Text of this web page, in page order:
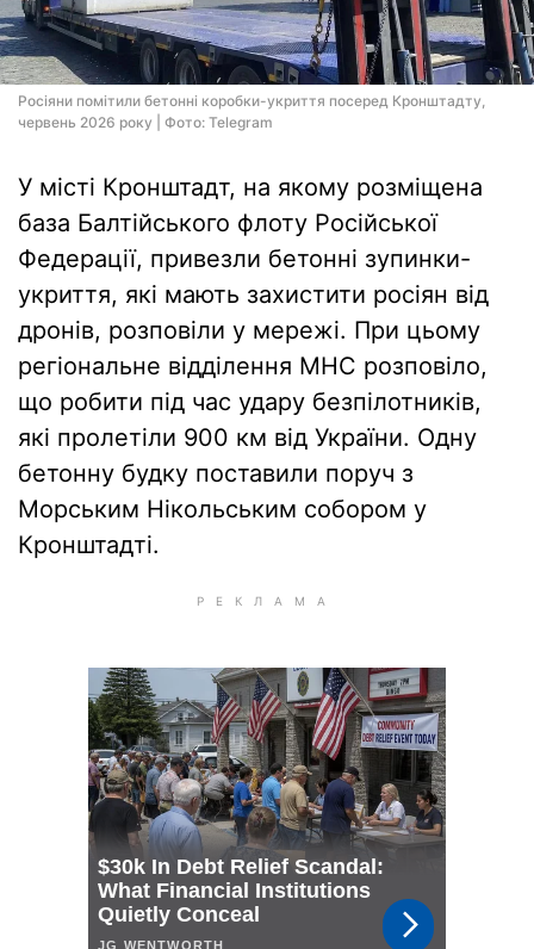
Росіяни помітили бетонні коробки-укриття посеред Кронштадту,
червень 2026 року | Фото: Telegram
У місті Кронштадт, на якому розміщена
база Балтійського флоту Російської
Федерації, привезли бетонні зупинки-
укриття, які мають захистити росіян від
дронів, розповіли у мережі. При цьому
регіональне відділення МНС розповіло,
що робити під час удару безпілотників,
які пролетіли 900 км від України. Одну
бетонну будку поставили поруч з
Морським Нікольським собором у
Кронштадті.